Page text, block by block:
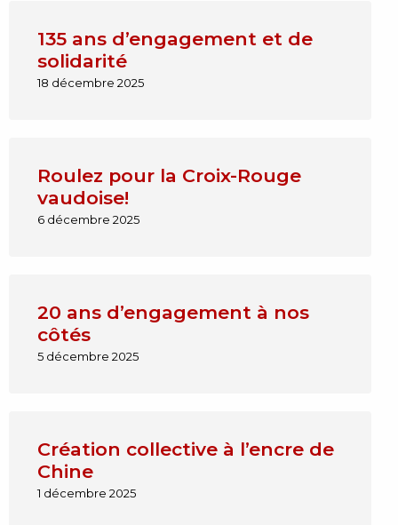
135 ans d’engagement et de
solidarité
18 décembre 2025
Roulez pour la Croix-Rouge
vaudoise!
6 décembre 2025
20 ans d’engagement à nos
côtés
5 décembre 2025
Création collective à l’encre de
Chine
1 décembre 2025